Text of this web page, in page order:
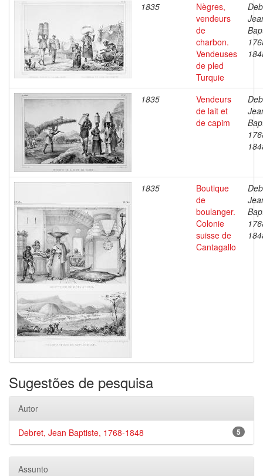
1835
Nègres,
vendeurs
de
charbon.
Vendeuses
de pled
Turquie
1835
Vendeurs
de lait et
de capim
1835
Boutique
de
boulanger.
Colonie
suisse de
Cantagallo
Sugestões de pesquisa
Autor
5
Debret, Jean Baptiste, 1768-1848
Assunto